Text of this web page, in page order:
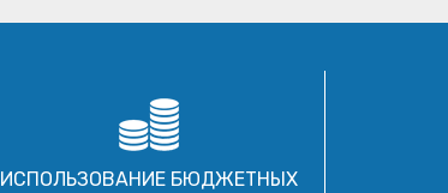
ИСПОЛЬЗОВАНИЕ БЮДЖЕТНЫХ